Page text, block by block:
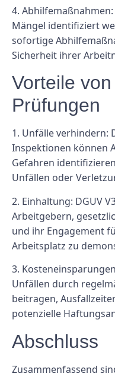
4. Abhilfemaßnahmen:
Mängel identifiziert
sofortige
Sicherheit ihrer
Vorteile
Prüfungen
1. Unfälle verhindern:
Inspektionen können
Gefahren
Unfällen oder
2. Einhaltung: DGUV
Arbeitgebern,
und ihr Engagement
Arbeitsplatz zu
3.
Unfällen durch
beitragen,
potenzielle
Abschluss
Zusammenfassend